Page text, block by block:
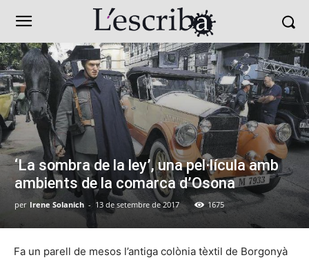
‘La sombra de la ley’, una pel·lícula amb
ambients de la comarca d’Osona
per Irene Solanich - 13 de setembre de 2017 1675
Fa un parell de mesos l’antiga colònia tèxtil de Borgonyà